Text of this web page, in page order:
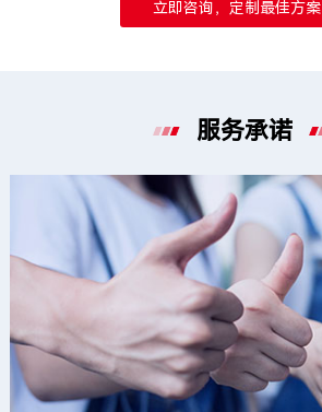
立即咨询，定制最佳方案
服务承诺